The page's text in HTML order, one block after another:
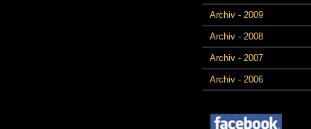
Archiv - 2009
Archiv - 2008
Archiv - 2007
Archiv - 2006